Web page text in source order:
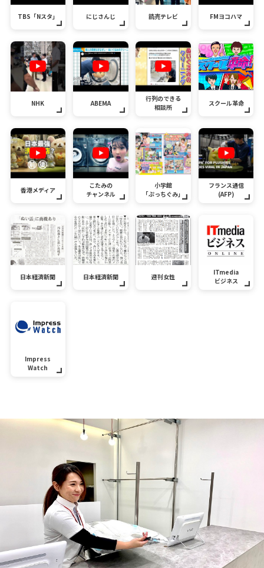
TBS「Nスタ」 にじさんじ 読売テレビ FMヨコハマ
NHK ABEMA
行列のできる
相談所
スクール革命
香港メディア
こたみの
チャンネル
小学館
「ぷっちぐみ」
フランス通信
(AFP)
日本経済新聞 日本経済新聞 週刊女性
ITmedia
ビジネス
Impress
Watch